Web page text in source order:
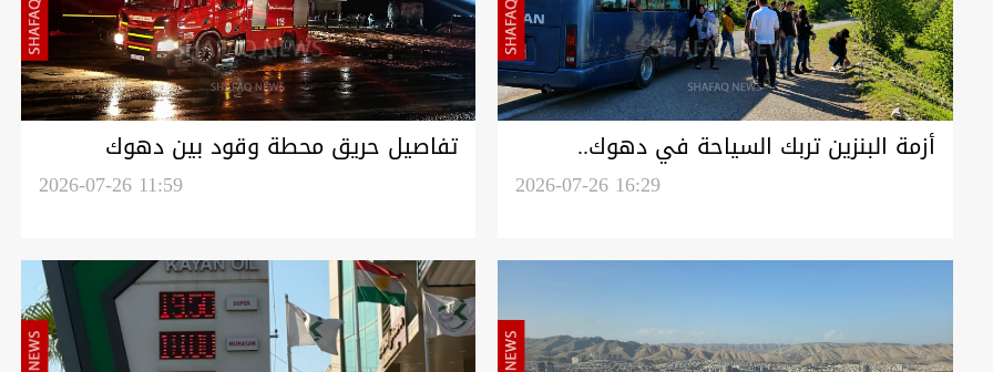
أزمة البنزين تربك السياحة في دهوك..
شكاوى من صعوبة التنقل والعودة2026-07-26 16:29
تفاصيل حريق محطة وقود بين دهوك
والموصل: إصابة عامل مع اضرار مادية2026-07-26 11:59